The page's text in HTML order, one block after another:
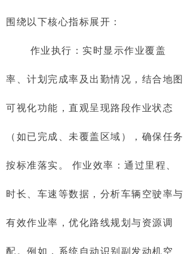
围绕以下核心指标展开：
作业执行：实时显示作业覆盖
率、计划完成率及出勤情况，结合地图
可视化功能，直观呈现路段作业状态
（如已完成、未覆盖区域），确保任务
按标准落实。 作业效率：通过里程、
时长、车速等数据，分析车辆空驶率与
有效作业率，优化路线规划与资源调
配。例如，系统自动识别副发动机空